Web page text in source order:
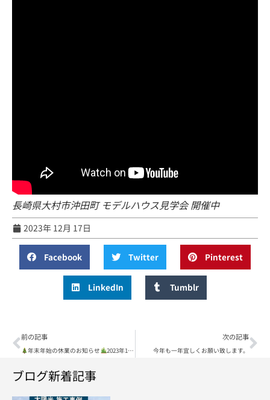
長崎県大村市沖田町 モデルハウス見学会 開催中
2023年 12月 17日
Facebook Twitter Pinterest
LinkedIn Tumblr
前の記事
年末年始の休業のお知らせ 2023年12月27日～2024年1月5日
次の記事
今年も一年宜しくお願い致します。
ブログ新着記事